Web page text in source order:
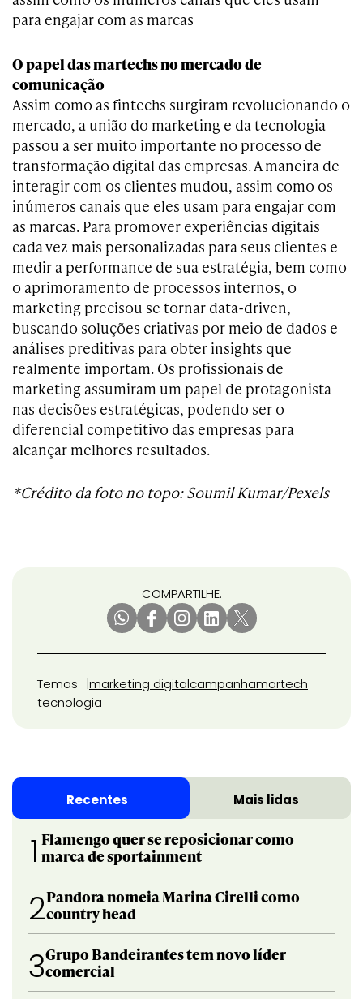
para engajar com as marcas
O papel das martechs no mercado de
comunicação
Assim como as fintechs surgiram revolucionando o
mercado, a união do marketing e da tecnologia
passou a ser muito importante no processo de
transformação digital das empresas. A maneira de
interagir com os clientes mudou, assim como os
inúmeros canais que eles usam para engajar com
as marcas. Para promover experiências digitais
cada vez mais personalizadas para seus clientes e
medir a performance de sua estratégia, bem como
o aprimoramento de processos internos, o
marketing precisou se tornar data-driven,
buscando soluções criativas por meio de dados e
análises preditivas para obter insights que
realmente importam. Os profissionais de
marketing assumiram um papel de protagonista
nas decisões estratégicas, podendo ser o
diferencial competitivo das empresas para
alcançar melhores resultados.
*Crédito da foto no topo: Soumil Kumar/Pexels
COMPARTILHE:
Temas marketing digitalcampanhamartech
tecnologia
Recentes Mais lidas
1 Flamengo quer se reposicionar como
marca de sportainment
2Pandora nomeia Marina Cirelli como
country head
3Grupo Bandeirantes tem novo líder
comercial